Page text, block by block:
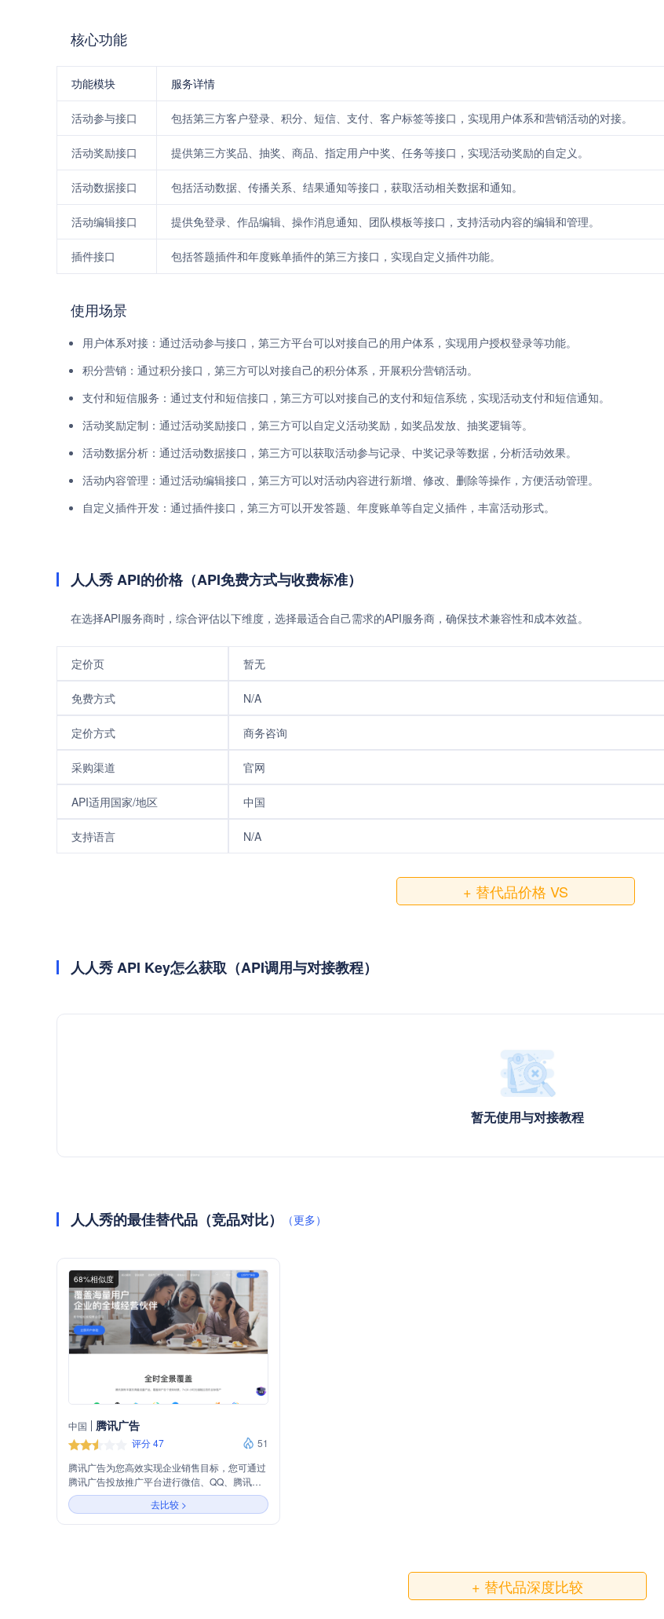
核心功能
功能模块 服务详情
活动参与接口 包括第三方客户登录、积分、短信、支付、客户标签等接口，实现用户体系和营销活动的对接。
活动奖励接口 提供第三方奖品、抽奖、商品、指定用户中奖、任务等接口，实现活动奖励的自定义。
活动数据接口 包括活动数据、传播关系、结果通知等接口，获取活动相关数据和通知。
活动编辑接口 提供免登录、作品编辑、操作消息通知、团队模板等接口，支持活动内容的编辑和管理。
插件接口 包括答题插件和年度账单插件的第三方接口，实现自定义插件功能。
使用场景
用户体系对接：通过活动参与接口，第三方平台可以对接自己的用户体系，实现用户授权登录等功能。
积分营销：通过积分接口，第三方可以对接自己的积分体系，开展积分营销活动。
支付和短信服务：通过支付和短信接口，第三方可以对接自己的支付和短信系统，实现活动支付和短信通知。
活动奖励定制：通过活动奖励接口，第三方可以自定义活动奖励，如奖品发放、抽奖逻辑等。
活动数据分析：通过活动数据接口，第三方可以获取活动参与记录、中奖记录等数据，分析活动效果。
活动内容管理：通过活动编辑接口，第三方可以对活动内容进行新增、修改、删除等操作，方便活动管理。
自定义插件开发：通过插件接口，第三方可以开发答题、年度账单等自定义插件，丰富活动形式。
人人秀 API的价格（API免费方式与收费标准）
在选择API服务商时，综合评估以下维度，选择最适合自己需求的API服务商，确保技术兼容性和成本效益。
定价页 暂无
免费方式 N/A
定价方式 商务咨询
采购渠道 官网
API适用国家/地区 中国
支持语言 N/A
+ 替代品价格 VS
人人秀 API Key怎么获取（API调用与对接教程）
暂无使用与对接教程
人人秀的最佳替代品（竞品对比） （更多）
68%相似度
中国 腾讯广告
评分 47
51
腾讯广告为您高效实现企业销售目标，您可通过
腾讯广告投放推广平台进行微信、QQ、腾讯联
盟、应用宝、手机QQ浏览器等渠道多样触达智
能投放广告，广告投放上腾讯广告（原腾讯广点
通）。
去比较 >
+ 替代品深度比较